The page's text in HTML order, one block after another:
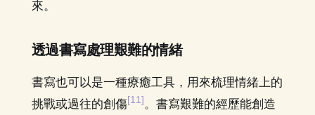
來。
透過書寫處理艱難的情緒
書寫也可以是一種療癒工具，用來梳理情緒上的
挑戰或過往的創傷[11]。書寫艱難的經歷能創造